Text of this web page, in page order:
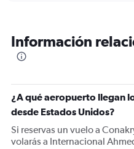
categories.
The
Y
axis
values.
Información
¿A qué aeropuerto llegan
desde Estados Unidos?
Si reservas un vuelo a
volarás a Internacional